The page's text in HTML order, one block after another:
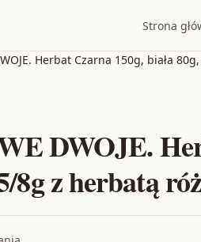
Strona
Herbat Czarna 150g, biała
DWOJE.
8g z herbatą